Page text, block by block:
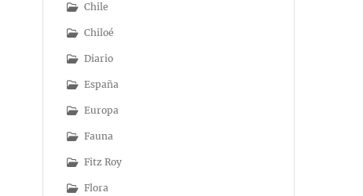
Chile
Chiloé
Diario
España
Europa
Fauna
Fitz Roy
Flora